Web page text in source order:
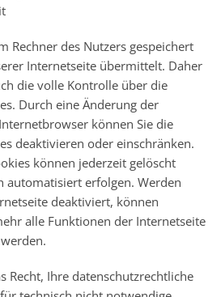
Rechner des Nutzers gespeichert
Internetseite übermittelt. Daher
die volle Kontrolle über die
Durch eine Änderung der
können Sie die
deaktivieren oder einschränken.
können jederzeit gelöscht
automatisiert erfolgen. Werden
deaktiviert, können
alle Funktionen der Internetseite
Recht, Ihre datenschutzrechtliche